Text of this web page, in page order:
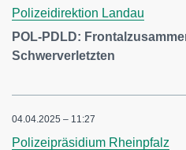
Polizeidirektion Landau
POL-PDLD:
Schwerverletzten
04.04.2025 – 11:27
Polizeipräsidium Rheinpfalz